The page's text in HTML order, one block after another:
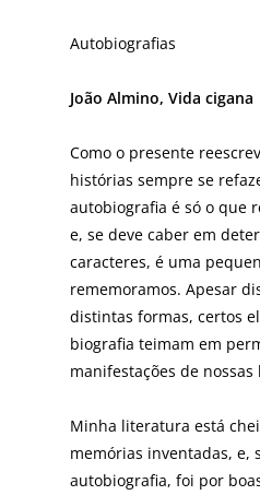
Autobiografias
João Almino, Vida cigana
Como o presente
histórias sempre se
autobiografia é só o que
e, se deve caber em
caracteres, é uma
rememoramos. Apesar
distintas formas, certos
biografia teimam em
manifestações de nossas
Minha literatura está
memórias inventadas, e,
autobiografia, foi por